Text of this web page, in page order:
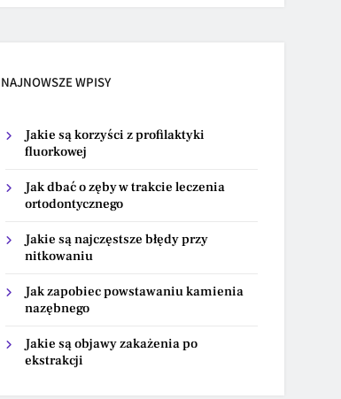
NAJNOWSZE WPISY
Jakie są korzyści z profilaktyki
fluorkowej
Jak dbać o zęby w trakcie leczenia
ortodontycznego
Jakie są najczęstsze błędy przy
nitkowaniu
Jak zapobiec powstawaniu kamienia
nazębnego
Jakie są objawy zakażenia po
ekstrakcji